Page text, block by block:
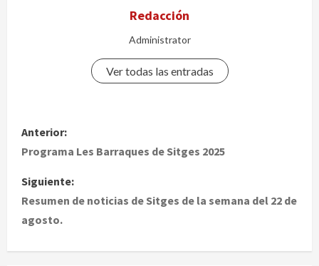
Redacción
Administrator
Ver todas las entradas
N
a
v
e
g
Anterior:
Programa Les Barraques de Sitges 2025
Siguiente:
Resumen de noticias de Sitges de la semana del 22 de
agosto.